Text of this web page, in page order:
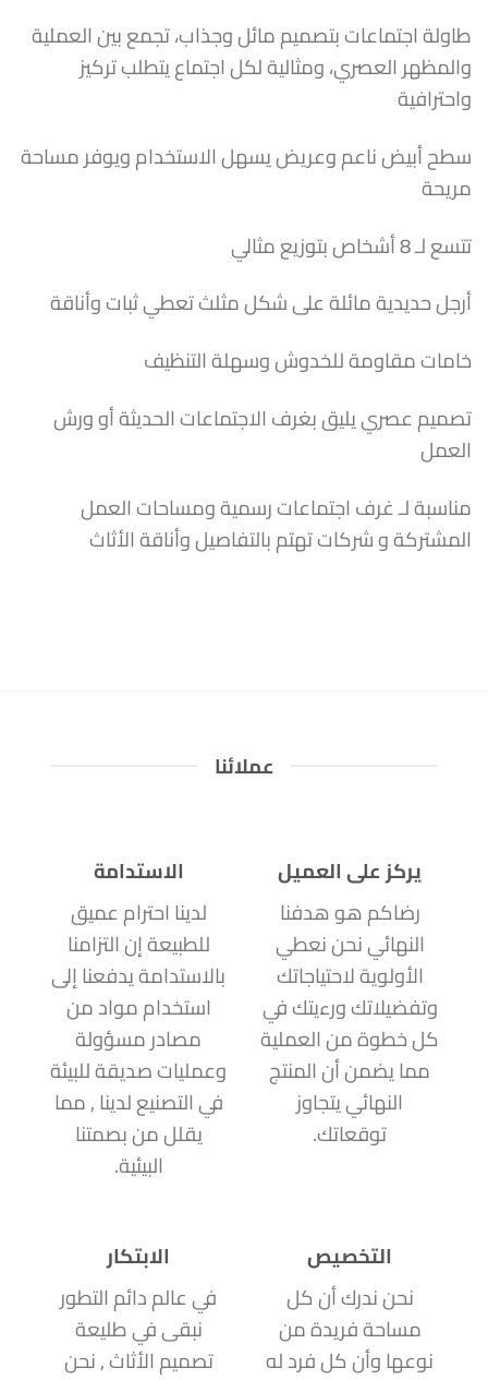
طاولة اجتماعات بتصميم مائل وجذاب، تجمع بين العملية
والمظهر العصري، ومثالية لكل اجتماع يتطلب تركيز
واحترافية
سطح أبيض ناعم وعريض يسهل الاستخدام ويوفر مساحة
مريحة
تتسع لـ 8 أشخاص بتوزيع مثالي
أرجل حديدية مائلة على شكل مثلث تعطي ثبات وأناقة
خامات مقاومة للخدوش وسهلة التنظيف
تصميم عصري يليق بغرف الاجتماعات الحديثة أو ورش
العمل
مناسبة لـ غرف اجتماعات رسمية ومساحات العمل
المشتركة و شركات تهتم بالتفاصيل وأناقة الأثاث
عملائنا
يركز على العميل
رضاكم هو هدفنا
النهائي نحن نعطي
الأولوية لاحتياجاتك
وتفضيلاتك ورءيتك في
كل خطوة من العملية
مما يضمن أن المنتج
النهائي يتجاوز
توقعاتك.
الاستدامة
لدينا احترام عميق
للطبيعة إن التزامنا
بالاستدامة يدفعنا إلى
استخدام مواد من
مصادر مسؤولة
وعمليات صديقة للبيئة
في التصنيع لدينا , مما
يقلل من بصمتنا
البيئية.
التخصيص
نحن ندرك أن كل
مساحة فريدة من
نوعها وأن كل فرد له
الابتكار
في عالم دائم التطور
نبقى في طليعة
تصميم الأثاث , نحن